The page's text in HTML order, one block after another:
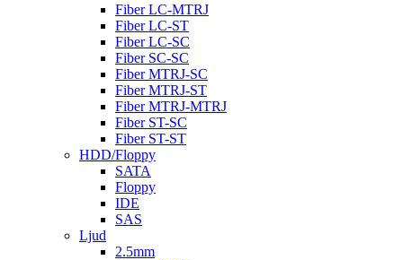
Fiber LC-MTRJ
Fiber LC-ST
Fiber LC-SC
Fiber SC-SC
Fiber MTRJ-SC
Fiber MTRJ-ST
Fiber MTRJ-MTRJ
Fiber ST-SC
Fiber ST-ST
HDD/Floppy
SATA
Floppy
IDE
SAS
Ljud
2.5mm